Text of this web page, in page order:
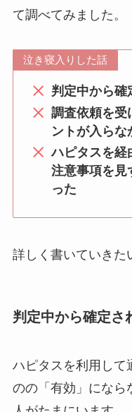
て調べてみました。
泣き寝入りした話
判定中から確
調査依頼を受
ントが入らな
ハピタスを経
注意事項を見
った
詳しく書いていきた
判定中から確定さ
ハピタスを利用して
のの「有効」になら